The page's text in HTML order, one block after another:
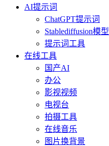
AI提示词
ChatGPT提示词
Stablediffusion模型
提示词工具
在线工具
国产AI
办公
影视视频
电视台
拍摄工具
在线音乐
图片换背景